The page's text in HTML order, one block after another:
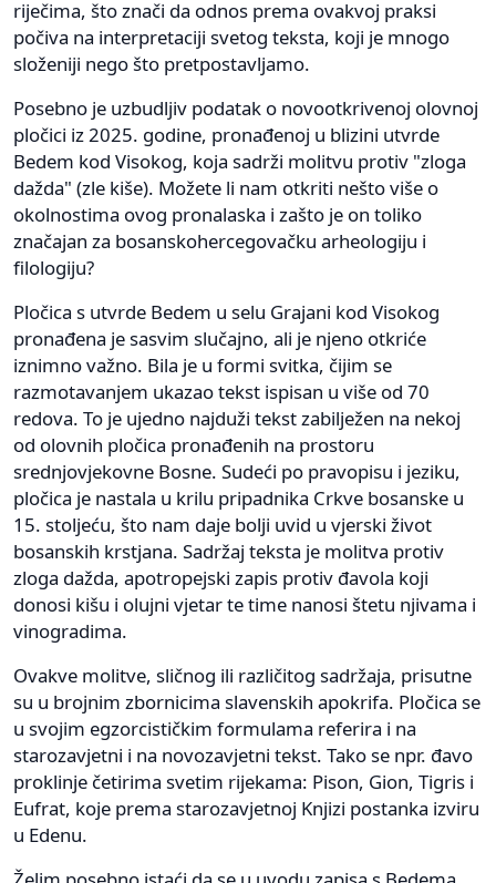
riječima, što znači da odnos prema ovakvoj praksi
počiva na interpretaciji svetog teksta, koji je mnogo
složeniji nego što pretpostavljamo.
Posebno je uzbudljiv podatak o novootkrivenoj olovnoj
pločici iz 2025. godine, pronađenoj u blizini utvrde
Bedem kod Visokog, koja sadrži molitvu protiv "zloga
dažda" (zle kiše). Možete li nam otkriti nešto više o
okolnostima ovog pronalaska i zašto je on toliko
značajan za bosanskohercegovačku arheologiju i
filologiju?
Pločica s utvrde Bedem u selu Grajani kod Visokog
pronađena je sasvim slučajno, ali je njeno otkriće
iznimno važno. Bila je u formi svitka, čijim se
razmotavanjem ukazao tekst ispisan u više od 70
redova. To je ujedno najduži tekst zabilježen na nekoj
od olovnih pločica pronađenih na prostoru
srednjovjekovne Bosne. Sudeći po pravopisu i jeziku,
pločica je nastala u krilu pripadnika Crkve bosanske u
15. stoljeću, što nam daje bolji uvid u vjerski život
bosanskih krstjana. Sadržaj teksta je molitva protiv
zloga dažda, apotropejski zapis protiv đavola koji
donosi kišu i olujni vjetar te time nanosi štetu njivama i
vinogradima.
Ovakve molitve, sličnog ili različitog sadržaja, prisutne
su u brojnim zbornicima slavenskih apokrifa. Pločica se
u svojim egzorcističkim formulama referira i na
starozavjetni i na novozavjetni tekst. Tako se npr. đavo
proklinje četirima svetim rijekama: Pison, Gion, Tigris i
Eufrat, koje prema starozavjetnoj Knjizi postanka izviru
u Edenu.